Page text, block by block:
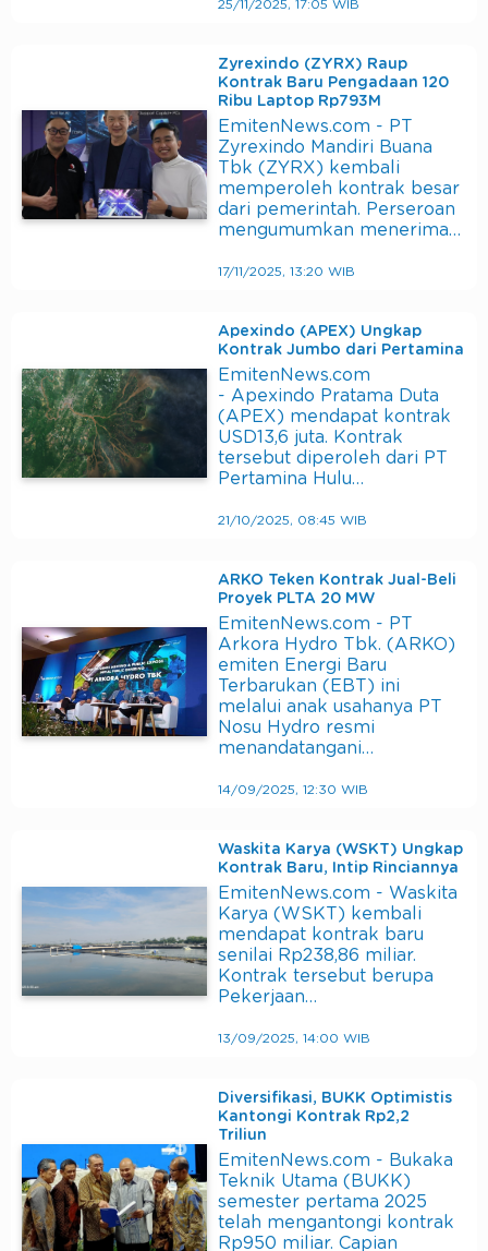
25/11/2025, 17:05 WIB
Zyrexindo (ZYRX) Raup
Kontrak Baru Pengadaan 120
Ribu Laptop Rp793M
EmitenNews.com - PT
Zyrexindo Mandiri Buana
Tbk (ZYRX) kembali
memperoleh kontrak besar
dari pemerintah. Perseroan
mengumumkan menerima…
17/11/2025, 13:20 WIB
Apexindo (APEX) Ungkap
Kontrak Jumbo dari Pertamina
EmitenNews.com
- Apexindo Pratama Duta
(APEX) mendapat kontrak
USD13,6 juta. Kontrak
tersebut diperoleh dari PT
Pertamina Hulu…
21/10/2025, 08:45 WIB
ARKO Teken Kontrak Jual-Beli
Proyek PLTA 20 MW
EmitenNews.com - PT
Arkora Hydro Tbk. (ARKO)
emiten Energi Baru
Terbarukan (EBT) ini
melalui anak usahanya PT
Nosu Hydro resmi
menandatangani…
14/09/2025, 12:30 WIB
Waskita Karya (WSKT) Ungkap
Kontrak Baru, Intip Rinciannya
EmitenNews.com - Waskita
Karya (WSKT) kembali
mendapat kontrak baru
senilai Rp238,86 miliar.
Kontrak tersebut berupa
Pekerjaan…
13/09/2025, 14:00 WIB
Diversifikasi, BUKK Optimistis
Kantongi Kontrak Rp2,2
Triliun
EmitenNews.com - Bukaka
Teknik Utama (BUKK)
semester pertama 2025
telah mengantongi kontrak
Rp950 miliar. Capian